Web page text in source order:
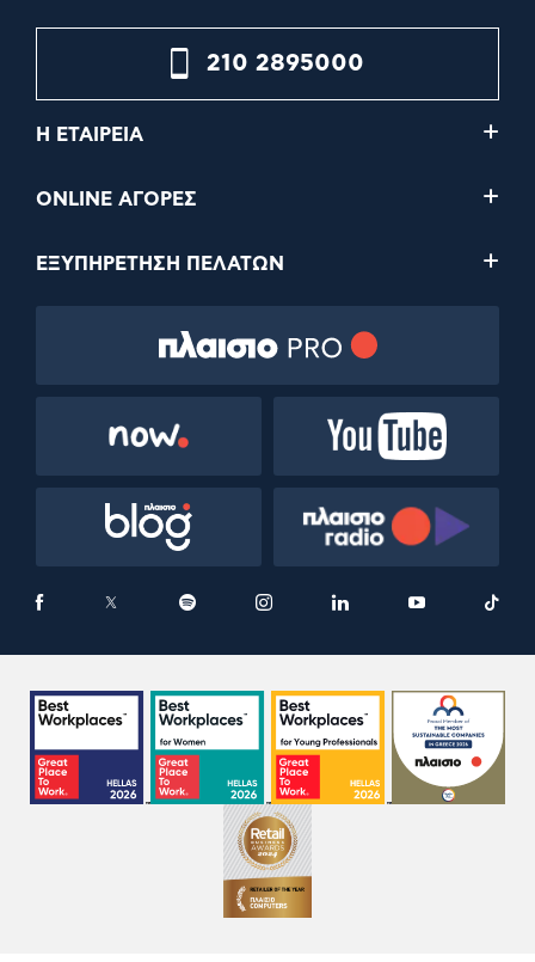
210 2895000
Η ΕΤΑΙΡΕΙΑ
ONLINE ΑΓΟΡΕΣ
ΕΞΥΠΗΡΕΤΗΣΗ ΠΕΛΑΤΩΝ